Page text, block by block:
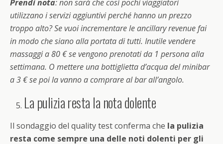
Prendi nota: non sarà che così pochi viaggiatori
utilizzano i servizi aggiuntivi perché hanno un prezzo
troppo alto? Se vuoi incrementare le ancillary revenue fai
in modo che siano alla portata di tutti. Inutile vendere
massaggi a 80 € se vengono prenotati da 1 persona alla
settimana. O mettere una bottiglietta d’acqua del minibar
a 3 € se poi la vanno a comprare al bar all’angolo.
La pulizia resta la nota dolente
Il sondaggio del quality test conferma che la pulizia
resta come sempre una delle noti dolenti per gli